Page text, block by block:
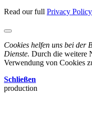
Read our full Privacy Policy
Cookies helfen uns bei der
Dienste. Durch die weitere
Verwendung von Cookies
Schließen
production